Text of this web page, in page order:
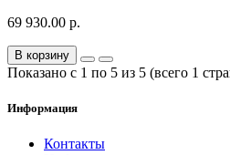
69 930.00 р.
В корзину
Показано с 1 по 5 из 5 (всего 1
Информация
Контакты